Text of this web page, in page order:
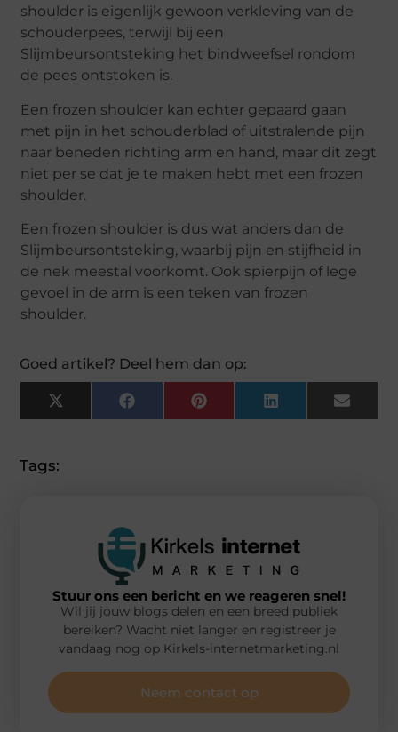
shoulder is eigenlijk gewoon verkleving van de
schouderpees, terwijl bij een
Slijmbeursontsteking het bindweefsel rondom
de pees ontstoken is.
Een frozen shoulder kan echter gepaard gaan
met pijn in het schouderblad of uitstralende pijn
naar beneden richting arm en hand, maar dit zegt
niet per se dat je te maken hebt met een frozen
shoulder.
Een frozen shoulder is dus wat anders dan de
Slijmbeursontsteking, waarbij pijn en stijfheid in
de nek meestal voorkomt. Ook spierpijn of lege
gevoel in de arm is een teken van frozen
shoulder.
Goed artikel? Deel hem dan op:
X
(Twitter)
FacebookPinterestLinkedInEmail
Tags:
Stuur ons een bericht en we reageren snel!
Wil jij jouw blogs delen en een breed publiek
bereiken? Wacht niet langer en registreer je
vandaag nog op Kirkels-internetmarketing.nl
Neem contact op